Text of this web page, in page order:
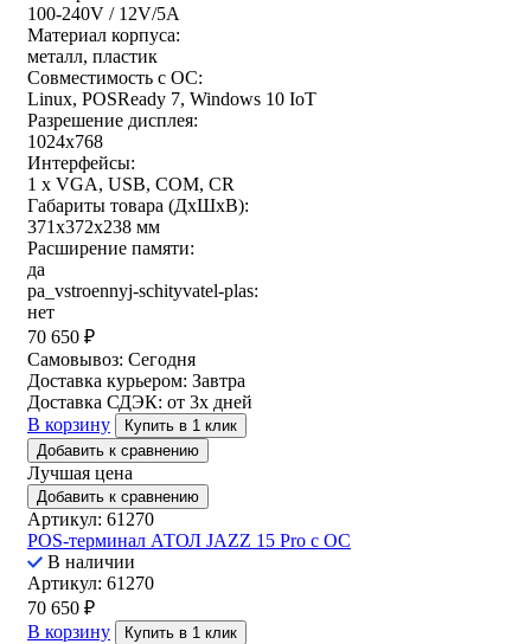
100-240V / 12V/5A
Материал корпуса:
металл, пластик
Совместимость с ОС:
Linux, POSReady 7, Windows 10 IoT
Разрешение дисплея:
1024x768
Интерфейсы:
1 x VGA, USB, COM, CR
Габариты товара (ДxШxВ):
371х372х238 мм
Расширение памяти:
да
pa_vstroennyj-schityvatel-plas:
нет
70 650 ₽
Самовывоз: Сегодня
Доставка курьером: Завтра
Доставка СДЭК: от 3х дней
В корзину
Купить в 1 клик
Добавить к сравнению
Лучшая цена
Добавить к сравнению
Артикул: 61270
POS-терминал АТОЛ JAZZ 15 Pro с ОС
В наличии
Артикул: 61270
70 650 ₽
В корзину
Купить в 1 клик